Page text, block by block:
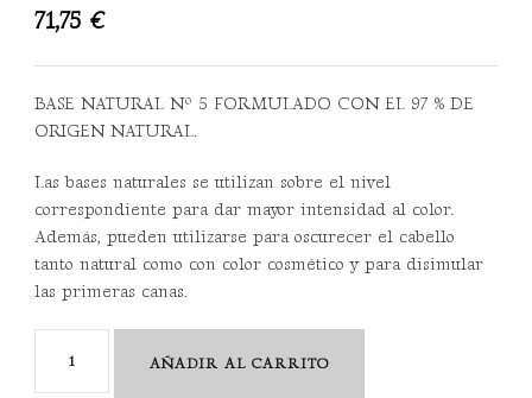
71,75 €
BASE NATURAL Nº 5 FORMULADO CON EL 97 % DE
ORIGEN NATURAL.
Las bases naturales se utilizan sobre el nivel
correspondiente para dar mayor intensidad al color.
Además, pueden utilizarse para oscurecer el cabello
tanto natural como con color cosmético y para disimular
las primeras canas.
AÑADIR AL CARRITO